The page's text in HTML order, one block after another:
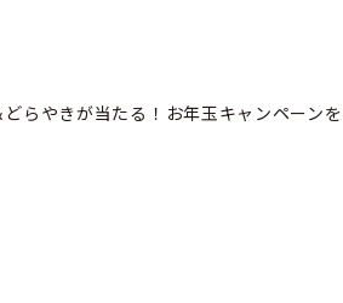
やきが当たる！お年玉キャンペーンを